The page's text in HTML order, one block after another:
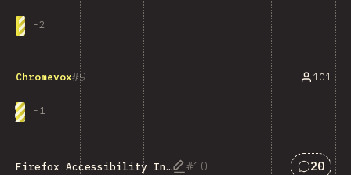
-2
9
Chromevox
-1
101
10
Firefox Accessibility Inspector 20